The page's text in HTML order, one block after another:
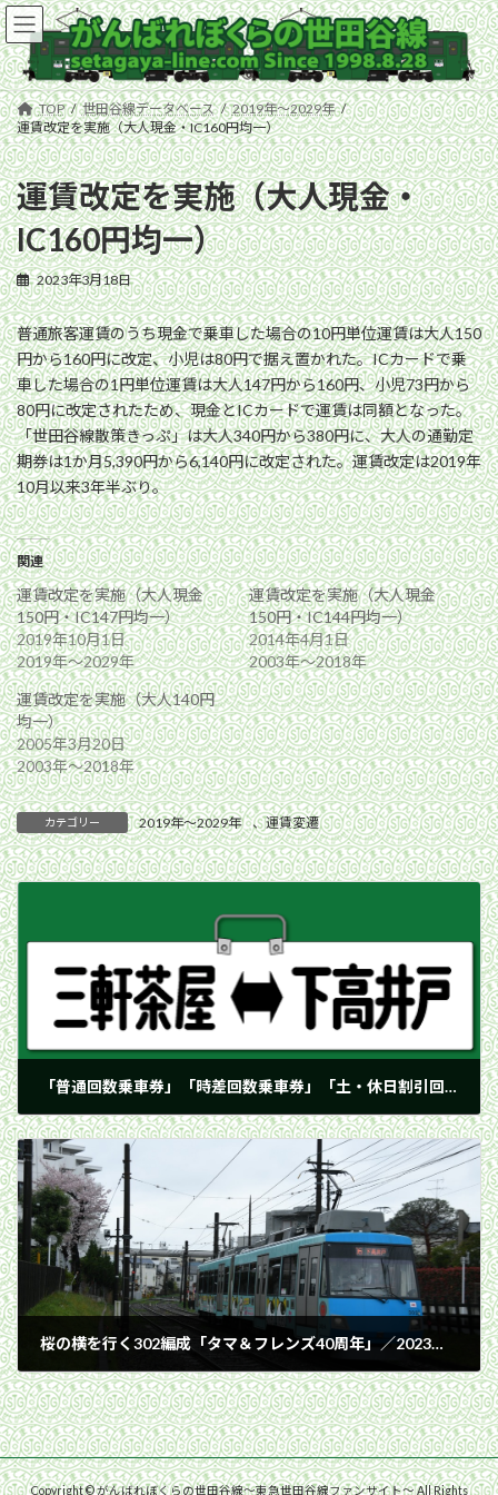
コ
ン
テ
ン
ツ
へ
ス
キ
ッ
プ
ナ
ビ
ゲ
ー
シ
ョ
ン
に
移
動
TOP 世田谷線データベース
2019年〜2029年
運賃改定を実施（大人現金・IC160円均一）
運賃改定を実施（大人現金・
IC160円均一）
2023年3月18日
普通旅客運賃のうち現金で乗車した場合の10円単位運賃は大人150
円から160円に改定、小児は80円で据え置かれた。ICカードで乗
車した場合の1円単位運賃は大人147円から160円、小児73円から
80円に改定されたため、現金とICカードで運賃は同額となった。
「世田谷線散策きっぷ」は大人340円から380円に、大人の通勤定
期券は1か月5,390円から6,140円に改定された。運賃改定は2019年
10月以来3年半ぶり。
関連
運賃改定を実施（大人現金
150円・IC147円均一）
2019年10月1日
2019年〜2029年
運賃改定を実施（大人現金
150円・IC144円均一）
2014年4月1日
2003年〜2018年
運賃改定を実施（大人140円
均一）
2005年3月20日
2003年〜2018年
カテゴリー 2019年〜2029年 、運賃変遷
「普通回数乗車券」「時差回数乗車券」「土・休日割引回数乗車券」が発売終了
2023年2月28日
桜の横を行く302編成「タマ＆フレンズ40周年」／2023年3月25日 山下〜松原間
2023年3月25日
Copyright © がんばれぼくらの世田谷線〜東急世田谷線ファンサイト〜 All Rights